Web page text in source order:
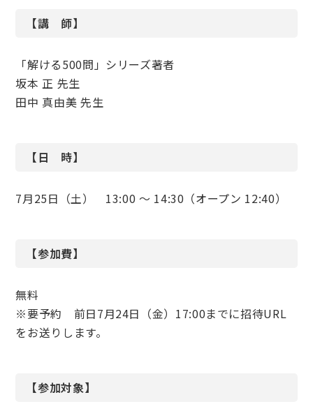
【講 師】
「解ける500問」シリーズ著者
坂本 正 先生
田中 真由美 先生
【日 時】
7月25日（土） 13:00 〜 14:30（オープン 12:40）
【参加費】
無料
※要予約 前日7月24日（金）17:00までに招待URL
をお送りします。
【参加対象】